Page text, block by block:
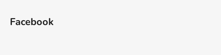
Facebook